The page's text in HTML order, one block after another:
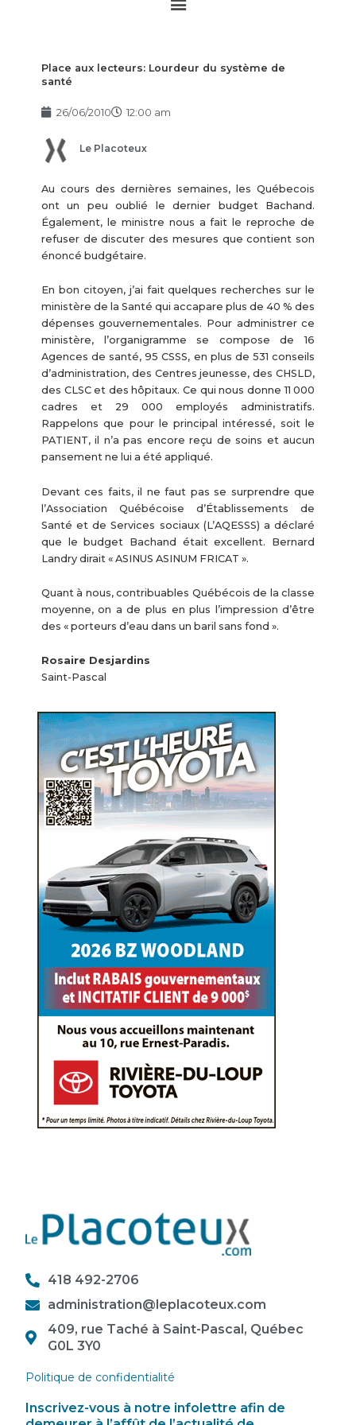
Place aux lecteurs: Lourdeur du système de
santé
26/06/2010 12:00 am
Le Placoteux
Au cours des dernières semaines, les Québecois
ont un peu oublié le dernier budget Bachand.
Également, le ministre nous a fait le reproche de
refuser de discuter des mesures que contient son
énoncé budgétaire.
En bon citoyen, j’ai fait quelques recherches sur le
ministère de la Santé qui accapare plus de 40 % des
dépenses gouvernementales. Pour administrer ce
ministère, l’organigramme se compose de 16
Agences de santé, 95 CSSS, en plus de 531 conseils
d’administration, des Centres jeunesse, des CHSLD,
des CLSC et des hôpitaux. Ce qui nous donne 11 000
cadres et 29 000 employés administratifs.
Rappelons que pour le principal intéressé, soit le
PATIENT, il n’a pas encore reçu de soins et aucun
pansement ne lui a été appliqué.
Devant ces faits, il ne faut pas se surprendre que
l’Association Québécoise d’Établissements de
Santé et de Services sociaux (L’AQESSS) a déclaré
que le budget Bachand était excellent. Bernard
Landry dirait « ASINUS ASINUM FRICAT ».
Quant à nous, contribuables Québécois de la classe
moyenne, on a de plus en plus l’impression d’être
des « porteurs d’eau dans un baril sans fond ».
Rosaire Desjardins
Saint-Pascal
418 492-2706
administration@leplacoteux.com
409, rue Taché à Saint-Pascal, Québec
G0L 3Y0
Politique de confidentialité
Inscrivez-vous à notre infolettre afin de